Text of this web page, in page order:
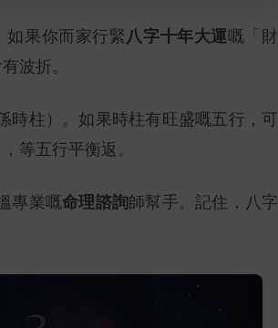
如果你而家行緊八字十年大運嘅「財
波折。
時柱）。如果時柱有旺盛嘅五行，可
等五行平衡返。
專業嘅命理諮詢師幫手。記住，八字